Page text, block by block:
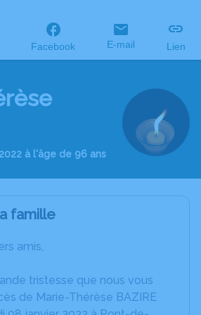
Facebook E-mail Lien
à l'âge de 96 ans
famille
amis,
tristesse que nous vous
de Marie-Thérèse BAZIRE